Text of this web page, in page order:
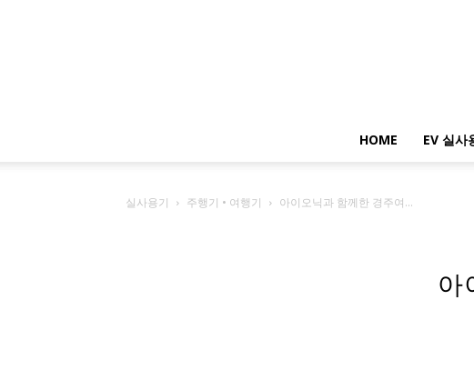
HOME EV 실사
실사용기 주행기 • 여행기 아이오닉과 함께한 경주여...
아